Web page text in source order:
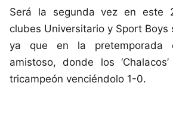
Será la segunda vez en este
clubes Universitario y Sport Boys
ya que en la pretemporada
amistoso, donde los
tricampeón venciéndolo 1-0.